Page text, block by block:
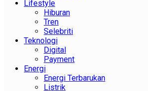
Lifestyle
Hiburan
Tren
Selebriti
Teknologi
Digital
Payment
Energi
Energi Terbarukan
Listrik